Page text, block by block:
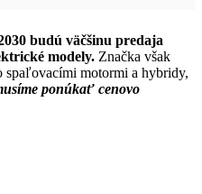
budú väčšinu predaja
modely. Značka však
motormi a hybridy,
ponúkať cenovo